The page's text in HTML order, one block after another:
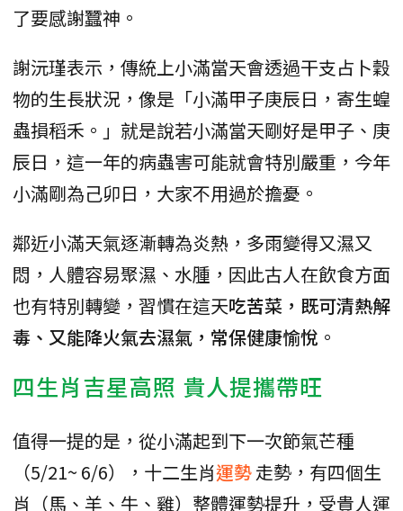
了要感謝蠶神。
謝沅瑾表示，傳統上小滿當天會透過干支占卜穀
物的生長狀況，像是「小滿甲子庚辰日，寄生蝗
蟲損稻禾。」就是說若小滿當天剛好是甲子、庚
辰日，這一年的病蟲害可能就會特別嚴重，今年
小滿剛為己卯日，大家不用過於擔憂。
鄰近小滿天氣逐漸轉為炎熱，多雨變得又濕又
悶，人體容易聚濕、水腫，因此古人在飲食方面
也有特別轉變，習慣在這天吃苦菜，既可清熱解
毒、又能降火氣去濕氣，常保健康愉悅 。
四生肖吉星高照 貴人提攜帶旺
值得一提的是，從小滿起到下一次節氣芒種
（5/21~ 6/6），十二生肖運勢走勢，有四個生
肖（馬、羊、牛、雞）整體運勢提升，受貴人運